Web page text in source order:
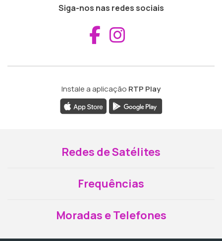
Siga-nos nas redes sociais
Aceder ao
Instale a aplicação RTP Play
Redes de Satélites
Frequências
Moradas e Telefones